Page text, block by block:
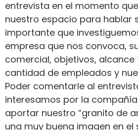
entrevista en el momento
nuestro espacio para hablar
importante que
empresa que nos convoca,
comercial, objetivos, alcance
cantidad de empleados y
Poder comentarle al
interesamos por la
aportar nuestro “granito de
una muy buena imagen en el